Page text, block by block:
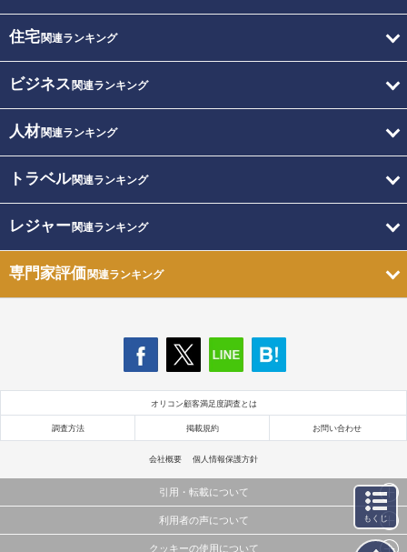
住宅関連ランキング
ビジネス 関連ランキング
人材関連ランキング
トラベル関連ランキング
レジャー関連ランキング
専門家評価関連ランキング
オリコン顧客満足度調査とは
調査方法 掲載規約 お問い合わせ
会社概要 個人情報保護方針
引用・転載について
当サイトで公開されている情報（文字、写真、イラスト、画像データ等）及びこれらの配置・
利用者の声について
クッキーの使用について
もくじ